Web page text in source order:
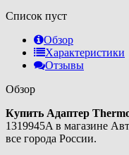
Список пуст
Обзор
Характеристики
Отзывы
Обзор
Купить Адаптер
1319945A в магазине
все города России.